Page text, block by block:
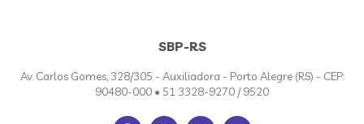
SBP-RS
Av. Carlos Gomes, 328/305 - Auxiliadora - Porto Alegre (RS) - CEP:
90480-000 • 51 3328-9270 / 9520